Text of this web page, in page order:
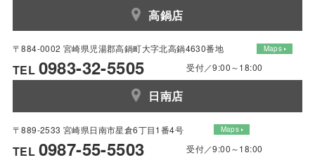
高鍋店
〒884-0002 宮崎県児湯郡高鍋町大字北高鍋4630番地 Maps
TEL 0983-32-5505 受付／9:00～18:00
日南店
〒889-2533 宮崎県日南市星倉6丁目1番4号 Maps
TEL 0987-55-5503 受付／9:00～18:00